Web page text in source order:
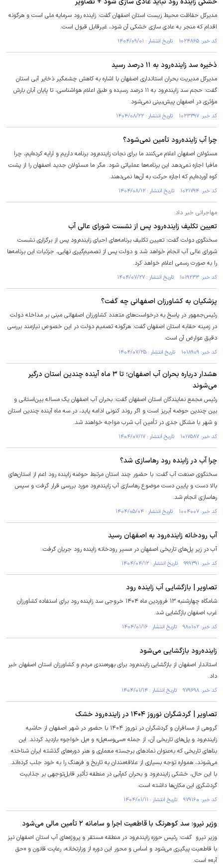
مدیرکل حفاظت محیط زیست استان اصفهان گفت: زاینده رود سرمایه ملی است و هرگونه
اقدام که منجر به عادی سازی خشکی آن شود، غیرقابل قبول است.
کد خبر: ۱۰۲۴۸۶۵ تاریخ انتشار : ۱۴۰۴/۰۹/۰۱
ذخیره سد زاینده‌رود به ۱۱ درصد رسید
مدیرکل مدیریت بحران استانداری اصفهان با اشاره به کاهش چشمگیر ذخایر آبی استان
گفت: حجم سد زاینده‌رود به ۱۱ درصد رسیده و طبق اعلام هواشناسی، تا پایان آبان‌ بارش
مؤثری در اصفهان پیش‌بینی نمی‌شود.
کد خبر: ۱۰۲۳۳۹۷ تاریخ انتشار : ۱۴۰۴/۰۸/۲۲
چرا آب زاینده‌رود تأمین نمی‌شود؟
مسئولان اصفهان اعلام می‌کنند ما برای نجات زاینده‌رود برنامه داریم و ارایه کرده‌ایم، چرا
مافیا اجازه نمی‌دهد این برنامه‌ها عملیاتی شود. مگر ما مسئولان جدید اصفهان را از پشت
کوه آورده‌ایم که اجازه حرکت به آن‌ها نمی‌دهند.
کد خبر: ۱۰۲۱۷۹۴ تاریخ انتشار : ۱۴۰۴/۰۸/۱۲
مهاجرانی خبر داد:
تعیین تکلیف زاینده‌رود پس از نشست شورای عالی آب
سخنگوی دولت گفت: تعیین تکلیف برنامه‌های احیای زاینده‌رود پس از برگزاری نشست
شورای عالی آب انجام خواهد شد و دولت پس از تصمیم‌گیری نهایی، جزئیات این برنامه‌ها
را به صورت رسمی اعلام خواهد کرد.
کد خبر: ۱۰۱۹۲۳۳ تاریخ انتشار : ۱۴۰۴/۰۷/۲۷
پزشکیان به کشاورزان اصفهانی چه گفت؟
رئیس‌جمهور در پاسخ به درخواست‌های متعدد کشاورزان اصفهانی مبنی بر مداخله دولت
در زمینه حقابه استان اصفهان گفت: هرگونه تصمیم دولت در این خصوص نیازمند بررسی
دقیق عوارض آن است.
کد خبر: ۱۰۱۸۹۰۹ تاریخ انتشار : ۱۴۰۴/۰۷/۲۵
هشدار درباره بحران آب اصفهان؛ تا ۳ ماه آینده چندین استان درگیر
می‌شوند
رئیس مجمع نمایندگان استان اصفهان گفت: بحران آب اصفهان یک مساله بین‌استانی و
بین چندین حوضه آبریز است و اگر روند کنونی ادامه یابد، در سه ماه آینده چندین استان
و شهر با مشکل جدی در تأمین آب شرب مواجه خواهند شد.
کد خبر: ۱۰۱۷۵۸۷ تاریخ انتشار : ۱۴۰۴/۰۷/۱۷
چرا آب در زاینده رود رهاسازی شد؟
سخنگوی صنعت آب گفت: با حضور چند استان مرتبط حوضه زاینده رود اعم از استان‌های
بالا دست و پایین دست موضوع رهاسازی آب زاینده‌رود مورد بررسی قرار گرفت و سپس
رهاسازی انجام شد.
کد خبر: ۱۰۰۴۰۰۷ تاریخ انتشار : ۱۴۰۴/۰۵/۰۴
آب رودخانه زاینده‌رود به اصفهان رسید
آب در زیر پل‌های تاریخی اصفهان در مسیر رودخانه زاینده رود جریان گرفت.
کد خبر: ۹۹۹۳۹۱ تاریخ انتشار : ۱۴۰۴/۰۴/۱۲
تصاویر | بازگشایی آب زاینده رود
شامگاه چهارشنبه ۱۳ فروردین ماه ۱۴۰۴ خروجی سد زاینده رود برای استفاده کشاورزان
غرب اصفهان بازگشایی شد.
کد خبر: ۹۸۰۱۰۲ تاریخ انتشار : ۱۴۰۴/۰۱/۱۶
زاینده‌رود بازگشایی می‌شود
استاندار اصفهان از بازگشایی زاینده‌رود برای بهره‌مندی مردم و کشاورزان استان اصفهان خبر
داد.
کد خبر: ۹۷۹۶۹۸ تاریخ انتشار : ۱۴۰۴/۰۱/۱۴
تصاویر | گردشگران نوروز ۱۴۰۴ در زاینده‌رود خشک
گروهی از مسافران و گردشگران در نوروز ۱۴۰۴ با حضور در شهر اصفهان از حاشیه
زاینده‌رود و پل‌های تاریخی آن، از جمله «سی‌وسه‌پل» و «پل خواجو» بازدید کردند. این
بنا‌های تاریخی که به‌عنوان نماد‌های برجسته معماری و هنر دوره‌های گذشته ایران شناخته
می‌شوند، همواره توجه بسیاری از علاقه‌مندان به تاریخ و فرهنگ را به خود جلب کرده‌اند.
با این حال، خشکی زاینده‌رود و بحران کم‌آبی در منطقه تأثیر قابل‌توجهی بر جذابیت
گردشگری این مکان‌ها داشته است.
کد خبر: ۹۷۹۱۶۰ تاریخ انتشار : ۱۴۰۴/۰۱/۱۱
وزیر نیرو: سد کوهرنگ با قاطعیت اجرا و سامانه ۲ تأمین مالی می‌شود
وزیر نیرو گفت: رئیس حوزه زاینده‌رود در منطقه مستقر و پروژه‌های آب استان اصفهان نیز
با قاطعیت پیگیری می‌شود و اساس و محور این دوره از وزارتخانه، رعایت قانون و «حق
آبه» است.